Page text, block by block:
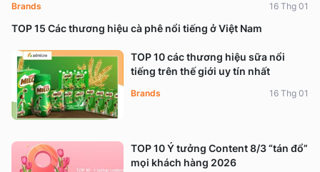
TOP 15 Các thương hiệu cà phê nổi tiếng ở Việt Nam
Brands 16 Thg 01
TOP 10 các thương hiệu sữa nổi
tiếng trên thế giới uy tín nhất
Brands 16 Thg 01
TOP 10 Ý tưởng Content 8/3 “tán đổ”
mọi khách hàng 2026